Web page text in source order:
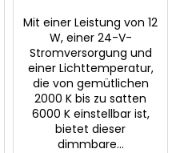
Mit einer Leistung von 12
W, einer 24-V-
Stromversorgung und
einer Lichttemperatur,
die von gemütlichen
2000 K bis zu satten
6000 K einstellbar ist,
bietet dieser
dimmbare...